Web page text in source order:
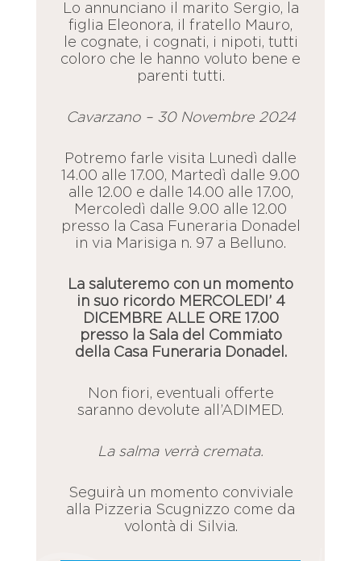
Lo annunciano il marito Sergio, la
figlia Eleonora, il fratello Mauro,
le cognate, i cognati, i nipoti, tutti
coloro che le hanno voluto bene e
parenti tutti.
Cavarzano – 30 Novembre 2024
Potremo farle visita Lunedì dalle
14.00 alle 17.00, Martedì dalle 9.00
alle 12.00 e dalle 14.00 alle 17.00,
Mercoledì dalle 9.00 alle 12.00
presso la Casa Funeraria Donadel
in via Marisiga n. 97 a Belluno.
La saluteremo con un momento
in suo ricordo MERCOLEDI’ 4
DICEMBRE ALLE ORE 17.00
presso la Sala del Commiato
della Casa Funeraria Donadel.
Non fiori, eventuali offerte
saranno devolute all’ADIMED.
La salma verrà cremata.
Seguirà un momento conviviale
alla Pizzeria Scugnizzo come da
volontà di Silvia.